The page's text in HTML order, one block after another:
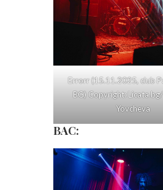
Errorr (15.11.2025, club
BG) Copyright:
Yovcheva
BAC: